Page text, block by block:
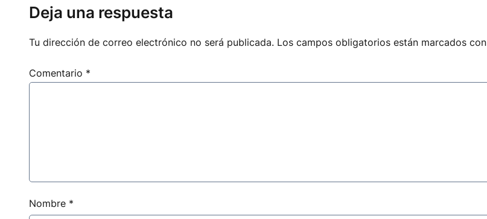
Deja una respuesta
Tu dirección de correo electrónico no será publicada. Los campos obligatorios están marcados con
Comentario *
Nombre *